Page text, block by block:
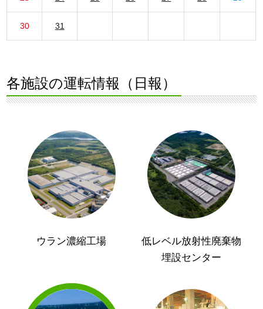
30 31
各施設の運転情報（日報）
ウラン濃縮工場
低レベル放射性廃棄物
埋設センター